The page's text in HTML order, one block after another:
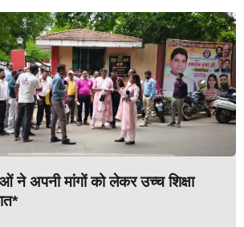
ने अपनी मांगों को लेकर उच्च शिक्षा